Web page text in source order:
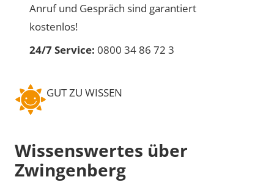
Anruf und Gespräch sind garantiert
kostenlos!
24/7 Service: 0800 34 86 72 3
GUT ZU WISSEN
Wissenswertes über
Zwingenberg